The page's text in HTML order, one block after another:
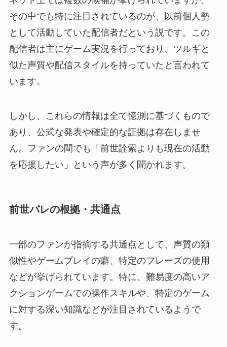
その中でも特に注目されているのが、以前個人勢
として活動していた配信者だという説です。この
配信者は主にゲーム実況を行っており、ツルギと
似た声質や配信スタイルを持っていたと言われて
います。
しかし、これらの情報は全て憶測に基づくもので
あり、公式な発表や確定的な証拠は存在しませ
ん。ファンの間でも「前世詮索よりも現在の活動
を応援したい」という声が多く聞かれます。
前世バレの根拠・共通点
一部のファンが指摘する共通点として、声質の類
似性やゲームプレイの癖、特定のフレーズの使用
などが挙げられています。特に、難易度の高いア
クションゲームでの操作スキルや、特定のゲーム
に対する深い知識などが注目されているようで
す。